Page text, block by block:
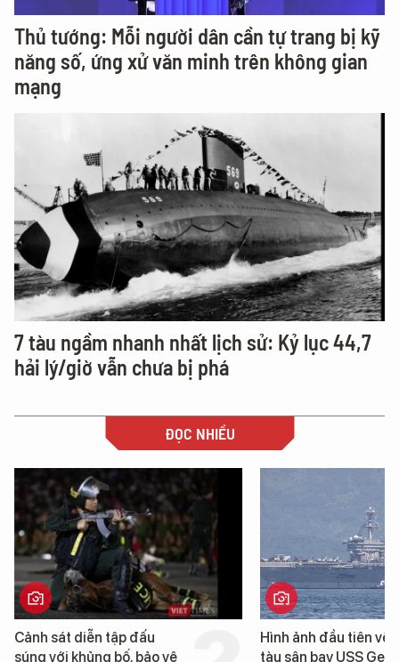
Thủ tướng: Mỗi người dân cần tự trang bị kỹ
năng số, ứng xử văn minh trên không gian
mạng
7 tàu ngầm nhanh nhất lịch sử: Kỷ lục 44,7
hải lý/giờ vẫn chưa bị phá
ĐỌC NHIỀU
Cảnh sát diễn tập đấu
súng với khủng bố, bảo vệ
Hình ảnh đầu tiên về
tàu sân bay USS